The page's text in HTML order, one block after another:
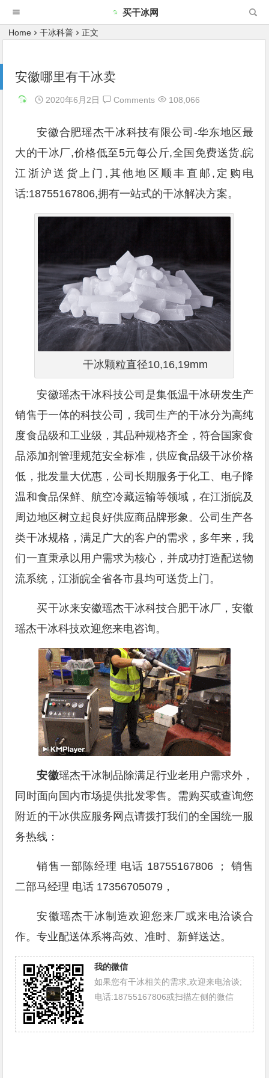
买干冰网
Home 干冰科普 正文
安徽哪里有干冰卖
2020年6月2日 Comments 108,066
安徽合肥瑶杰干冰科技有限公司-华东地区最
大的干冰厂,价格低至5元每公斤,全国免费送货,皖
江浙沪送货上门,其他地区顺丰直邮,定购电
话:18755167806,拥有一站式的干冰解决方案。
干冰颗粒直径10,16,19mm
安徽瑶杰干冰科技公司是集低温干冰研发生产
销售于一体的科技公司，我司生产的干冰分为高纯
度食品级和工业级，其品种规格齐全，符合国家食
品添加剂管理规范安全标准，供应食品级干冰价格
低，批发量大优惠，公司长期服务于化工、电子降
温和食品保鲜、航空冷藏运输等领域，在江浙皖及
周边地区树立起良好供应商品牌形象。公司生产各
类干冰规格，满足广大的客户的需求，多年来，我
们一直秉承以用户需求为核心，并成功打造配送物
流系统，江浙皖全省各市县均可送货上门。
买干冰来安徽瑶杰干冰科技合肥干冰厂，安徽
瑶杰干冰科技欢迎您来电咨询。
安徽瑶杰干冰制品除满足行业老用户需求外，
同时面向国内市场提供批发零售。需购买或查询您
附近的干冰供应服务网点请拨打我们的全国统一服
务热线：
销售一部陈经理 电话 18755167806 ； 销售
二部马经理 电话 17356705079，
安徽瑶杰干冰制造欢迎您来厂或来电洽谈合
作。专业配送体系将高效、准时、新鲜送达。
我的微信
如果您有干冰相关的需求,欢迎来电洽谈;
电话:18755167806或扫描左侧的微信